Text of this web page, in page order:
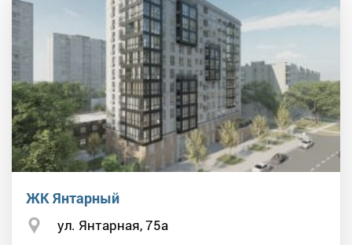
ЖК Янтарный
ул. Янтарная, 75а